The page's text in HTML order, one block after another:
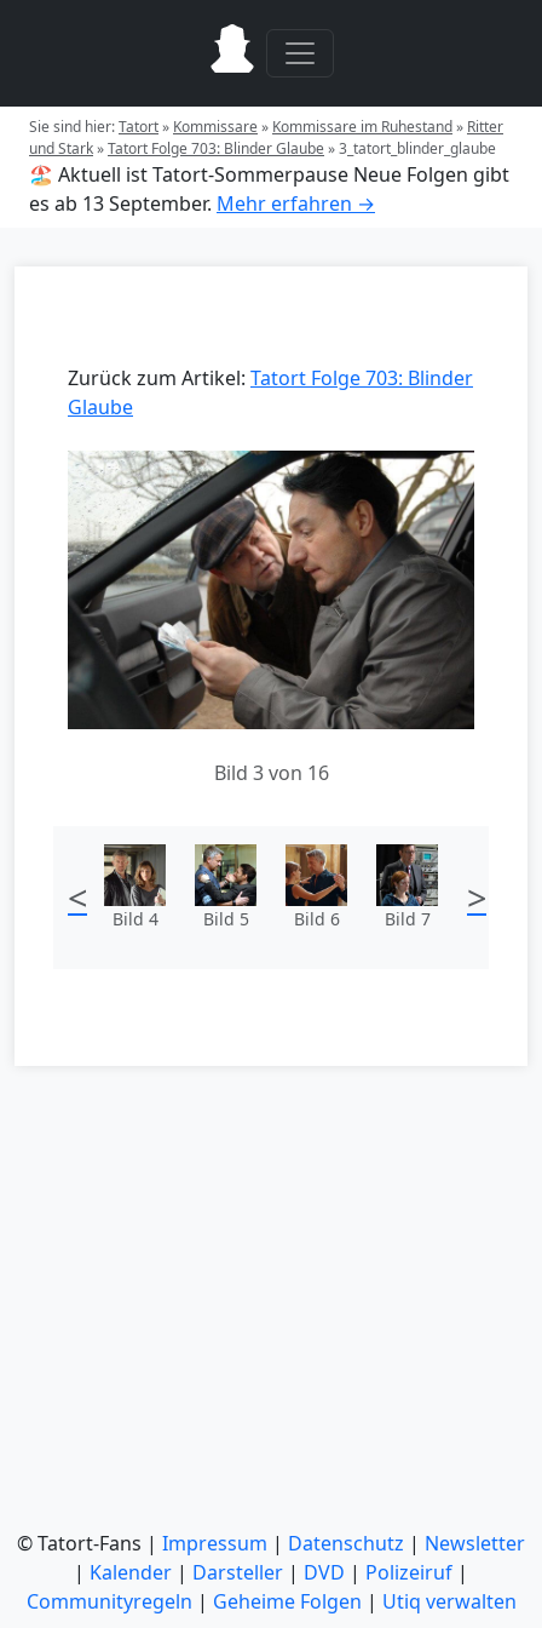
Sie sind hier:Tatort» Kommissare» Kommissare im Ruhestand» Ritter
und Stark»Tatort Folge 703: Blinder Glaube»3_tatort_blinder_glaube
🏖️ Aktuell ist Tatort-Sommerpause Neue Folgen gibt
es ab 13 September. Mehr erfahren →
Zurück zum Artikel: Tatort Folge 703: Blinder
Glaube
Bild 3 von 16
< Bild 4 Bild 5 Bild 6 Bild 7 >
© Tatort-Fans | Impressum | Datenschutz | Newsletter
| Kalender | Darsteller | DVD | Polizeiruf |
Communityregeln | Geheime Folgen | Utiq verwalten